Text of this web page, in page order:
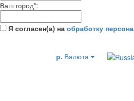
Ваш город*:
Я согласен(а) на обработку
р. Валюта